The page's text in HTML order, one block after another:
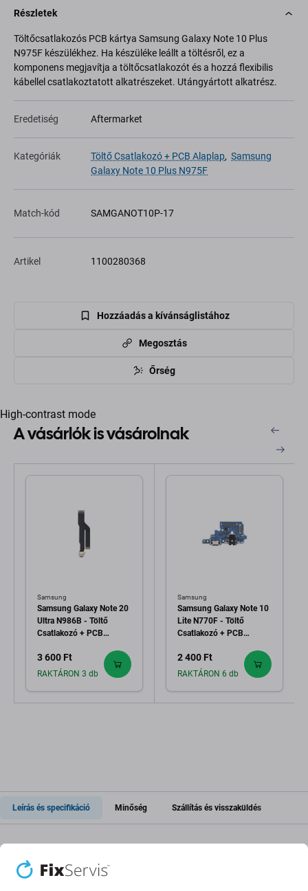
Részletek
Töltőcsatlakozós PCB kártya Samsung Galaxy Note 10 Plus
N975F készülékhez. Ha készüléke leállt a töltésről, ez a
komponens megjavítja a töltőcsatlakozót és a hozzá flexibilis
kábellel csatlakoztatott alkatrészeket. Utángyártott alkatrész.
Eredetiség Aftermarket
Kategóriák Töltő Csatlakozó + PCB Alaplap, Samsung
Galaxy Note 10 Plus N975F
Match-kód SAMGANOT10P-17
Artikel 1100280368
Hozzáadás a kívánságlistához
Megosztás
Őrség
High-contrast mode
A vásárlók is vásárolnak
Samsung
Samsung Galaxy Note 20
Ultra N986B - Töltő
Csatlakozó + PCB
3 600 Ft
RAKTÁRON 3 db
Samsung
Samsung Galaxy Note 10
Lite N770F - Töltő
Csatlakozó + PCB
2 400 Ft
RAKTÁRON 6 db
Leírás és specifikáció Minőség Szállítás és visszaküldés
Töltőcsatlakozó PCB kártya a